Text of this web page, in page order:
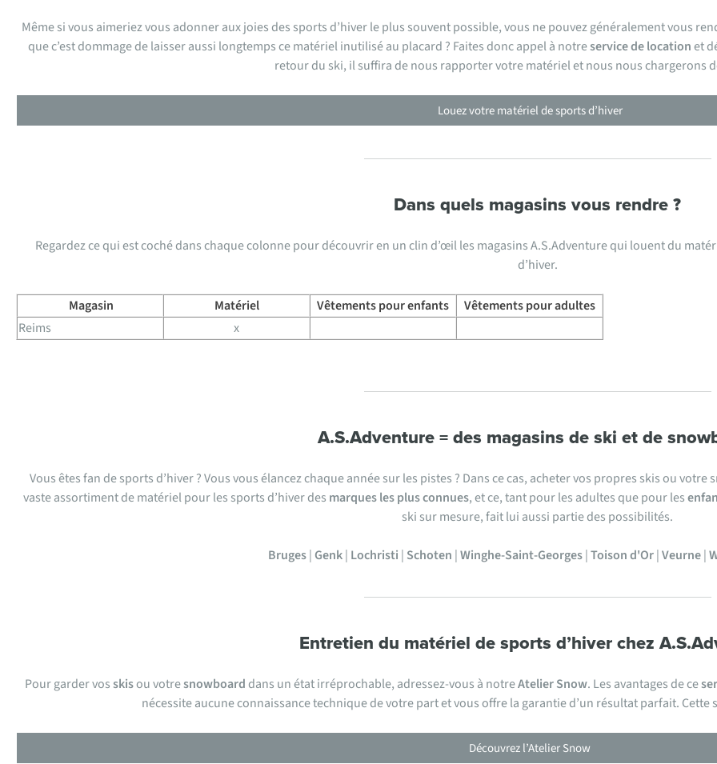
Même si vous aimeriez vous adonner aux joies des sports d’hiver le plus souvent possible, vous ne pouvez généralement vous
que c’est dommage de laisser aussi longtemps ce matériel inutilisé au placard ? Faites donc appel à notreservice de locationet
retour du ski, il suffira de nous rapporter votre matériel et nous nous chargerons
Louez votre matériel de sports d’hiver
Dans quels magasins vous rendre ?
Regardez ce qui est coché dans chaque colonne pour découvrir en un clin d’œil les magasins A.S.Adventure qui louent du
d’hiver.
Magasin Matériel Vêtements pour enfants
Vêtements pour adultes
Reims
x
A.S.Adventure = des magasins de ski et de
Vous êtes fan de sports d’hiver ? Vous vous élancez chaque année sur les pistes ? Dans ce cas, acheter vos propres skis ou
vaste assortiment de matériel pour les sports d’hiver des marques les plus connues, et ce, tant pour les adultes que pour les
ski sur mesure, fait lui aussi partie des possibilités.
Bruges|Genk| Lochristi | Schoten |Winghe-Saint-Georges|Toison d'Or|Veurne|
Entretien du matériel de sports d’hiver chez
Pour garder vosskisou votresnowboard dans un état irréprochable, adressez-vous à notreAtelier Snow. Les avantages de ce
nécessite aucune connaissance technique de votre part et vous offre la garantie d’un résultat parfait.
Découvrez l’Atelier Snow